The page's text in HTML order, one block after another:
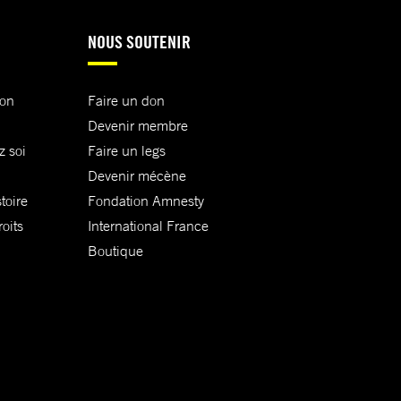
soi
NOUS SOUTENIR
Faire un don
Devenir membre
Faire un legs
Devenir mécène
Fondation Amnesty
International France
Boutique